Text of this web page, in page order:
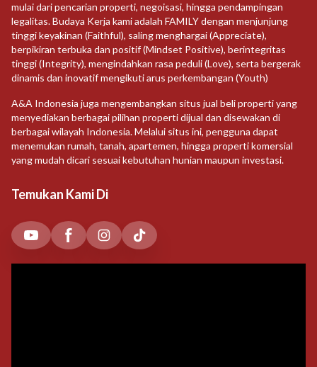
mulai dari pencarian properti, negoisasi, hingga pendampingan
legalitas. Budaya Kerja kami adalah FAMILY dengan menjunjung
tinggi keyakinan (Faithful), saling menghargai (Appreciate),
berpikiran terbuka dan positif (Mindset Positive), berintegritas
tinggi (Integrity), mengindahkan rasa peduli (Love), serta bergerak
dinamis dan inovatif mengikuti arus perkembangan (Youth)
A&A Indonesia juga mengembangkan situs jual beli properti yang
menyediakan berbagai pilihan properti dijual dan disewakan di
berbagai wilayah Indonesia. Melalui situs ini, pengguna dapat
menemukan rumah, tanah, apartemen, hingga properti komersial
yang mudah dicari sesuai kebutuhan hunian maupun investasi.
Temukan Kami Di